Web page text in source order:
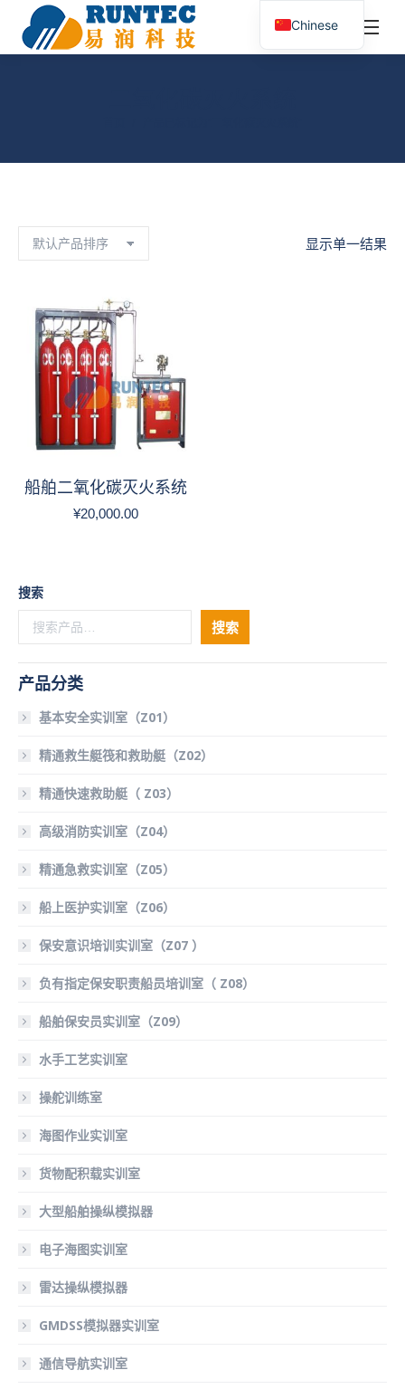
显示单一结果
船舶二氧化碳灭火系统
¥20,000.00
搜索
搜索
产品分类
基本安全实训室（Z01）
精通救生艇筏和救助艇（Z02）
精通快速救助艇（ Z03）
高级消防实训室（Z04）
精通急救实训室（Z05）
船上医护实训室（Z06）
保安意识培训实训室（Z07 ）
负有指定保安职责船员培训室（ Z08）
船舶保安员实训室（Z09）
水手工艺实训室
操舵训练室
海图作业实训室
货物配积载实训室
大型船舶操纵模拟器
电子海图实训室
雷达操纵模拟器
GMDSS模拟器实训室
通信导航实训室
Chinese